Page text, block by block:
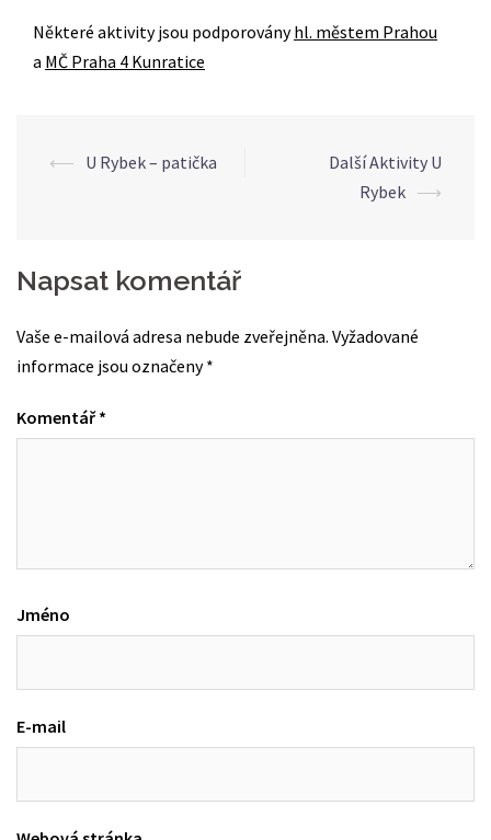
Některé aktivity jsou podporoványhl. městem Prahou
a MČ Praha 4 Kunratice
Post
⟵ U Rybek – patička
Další Aktivity U
Rybek ⟶
Napsat komentář
Vaše e-mailová adresa nebude zveřejněna. Vyžadované
informace jsou označeny*
Komentář*
Jméno
E-mail